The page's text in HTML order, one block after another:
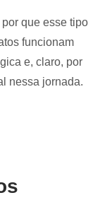
que esse tipo
funcionam
e, claro, por
nessa jornada.